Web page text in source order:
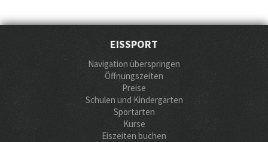
EISSPORT
Navigation überspringen
Öffnungszeiten
Preise
Schulen und Kindergärten
Sportarten
Kurse
Eiszeiten buchen